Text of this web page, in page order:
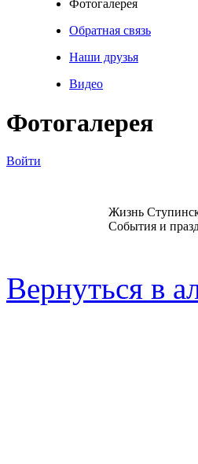
Фотогалерея
Обратная связь
Наши друзья
Видео
Фотогалерея
Войти
Жизнь
События и
Вернуться в